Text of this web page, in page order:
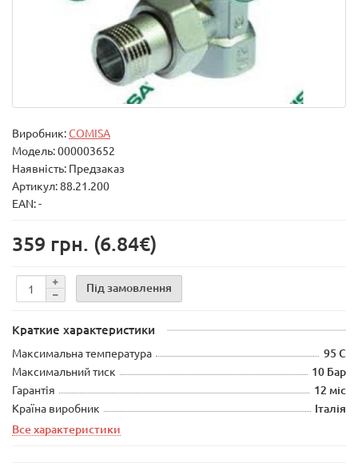
Виробник:COMISA
Модель:000003652
Наявність: Предзаказ
Артикул: 88.21.200
EAN: -
359 грн. (6.84€)
Під замовлення
Краткие характеристики
Максимальна температура 95 С
Максимальний тиск 10 Бар
Гарантія 12 міс
Країна виробник
Італія
Все характеристики